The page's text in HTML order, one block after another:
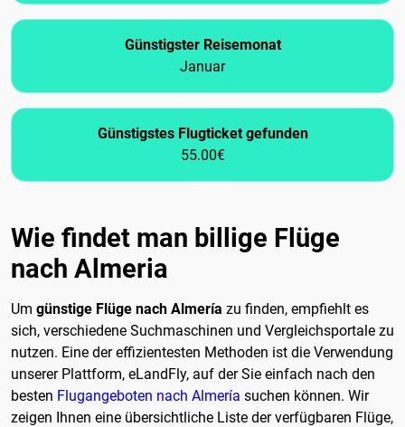
Günstigster Reisemonat
Januar
Günstigstes Flugticket gefunden
55.00€
Wie findet man billige Flüge
nach Almeria
Um günstige Flüge nach Almería zu finden, empfiehlt es
sich, verschiedene Suchmaschinen und Vergleichsportale zu
nutzen. Eine der effizientesten Methoden ist die Verwendung
unserer Plattform, eLandFly, auf der Sie einfach nach den
besten Flugangeboten nach Almería suchen können. Wir
zeigen Ihnen eine übersichtliche Liste der verfügbaren Flüge,